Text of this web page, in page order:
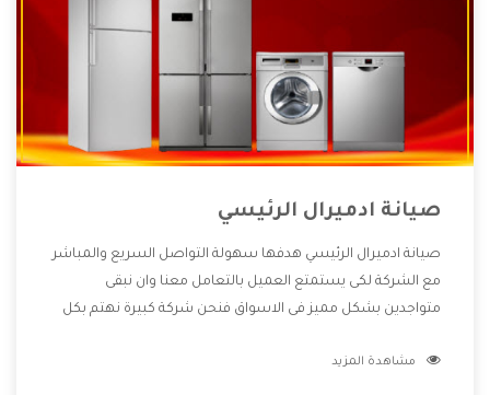
صيانة ادميرال الرئيسي
صيانة ادميرال الرئيسي هدفها سهولة التواصل السريع والمباشر
مع الشركة لكى يستمتع العميل بالتعامل معنا وان نبقى
متواجدين بشكل مميز فى الاسواق فنحن شركة كبيرة نهتم بكل
الشركة بها والتى تكون منها خدمة الصيانة التى تكون من أهم
مشاهدة المزيد